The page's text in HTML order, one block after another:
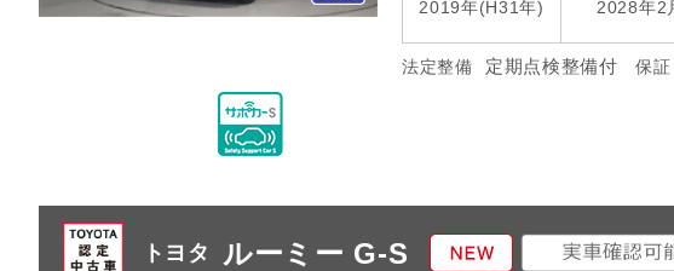
2019年(H31年) 2028年2
法定整備 定期点検整備付 保証
トヨタ ルーミー G-S